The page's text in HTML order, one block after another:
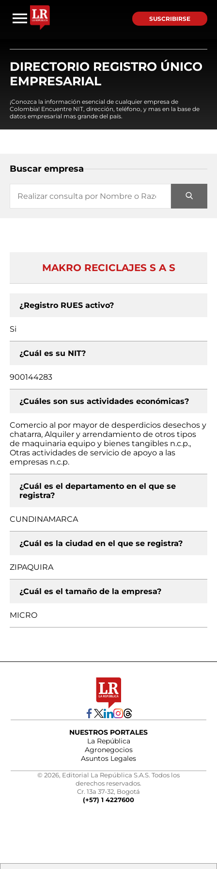
SUSCRIBIRSE
DIRECTORIO REGISTRO ÚNICO
EMPRESARIAL
¡Conozca la información esencial de cualquier empresa de
Colombia! Encuentre NIT, dirección, teléfono, y mas en la base de
datos empresarial mas grande del país.
Buscar empresa
MAKRO RECICLAJES S A S
¿Registro RUES activo?
Si
¿Cuál es su NIT?
900144283
¿Cuáles son sus actividades económicas?
Comercio al por mayor de desperdicios desechos y
chatarra, Alquiler y arrendamiento de otros tipos
de maquinaria equipo y bienes tangibles n.c.p.,
Otras actividades de servicio de apoyo a las
empresas n.c.p.
¿Cuál es el departamento en el que se
registra?
CUNDINAMARCA
¿Cuál es la ciudad en el que se registra?
ZIPAQUIRA
¿Cuál es el tamaño de la empresa?
MICRO
NUESTROS PORTALES
La República
Agronegocios
Asuntos Legales
© 2026, Editorial La República S.A.S. Todos los
derechos reservados.
Cr. 13a 37-32, Bogotá
(+57) 1 4227600